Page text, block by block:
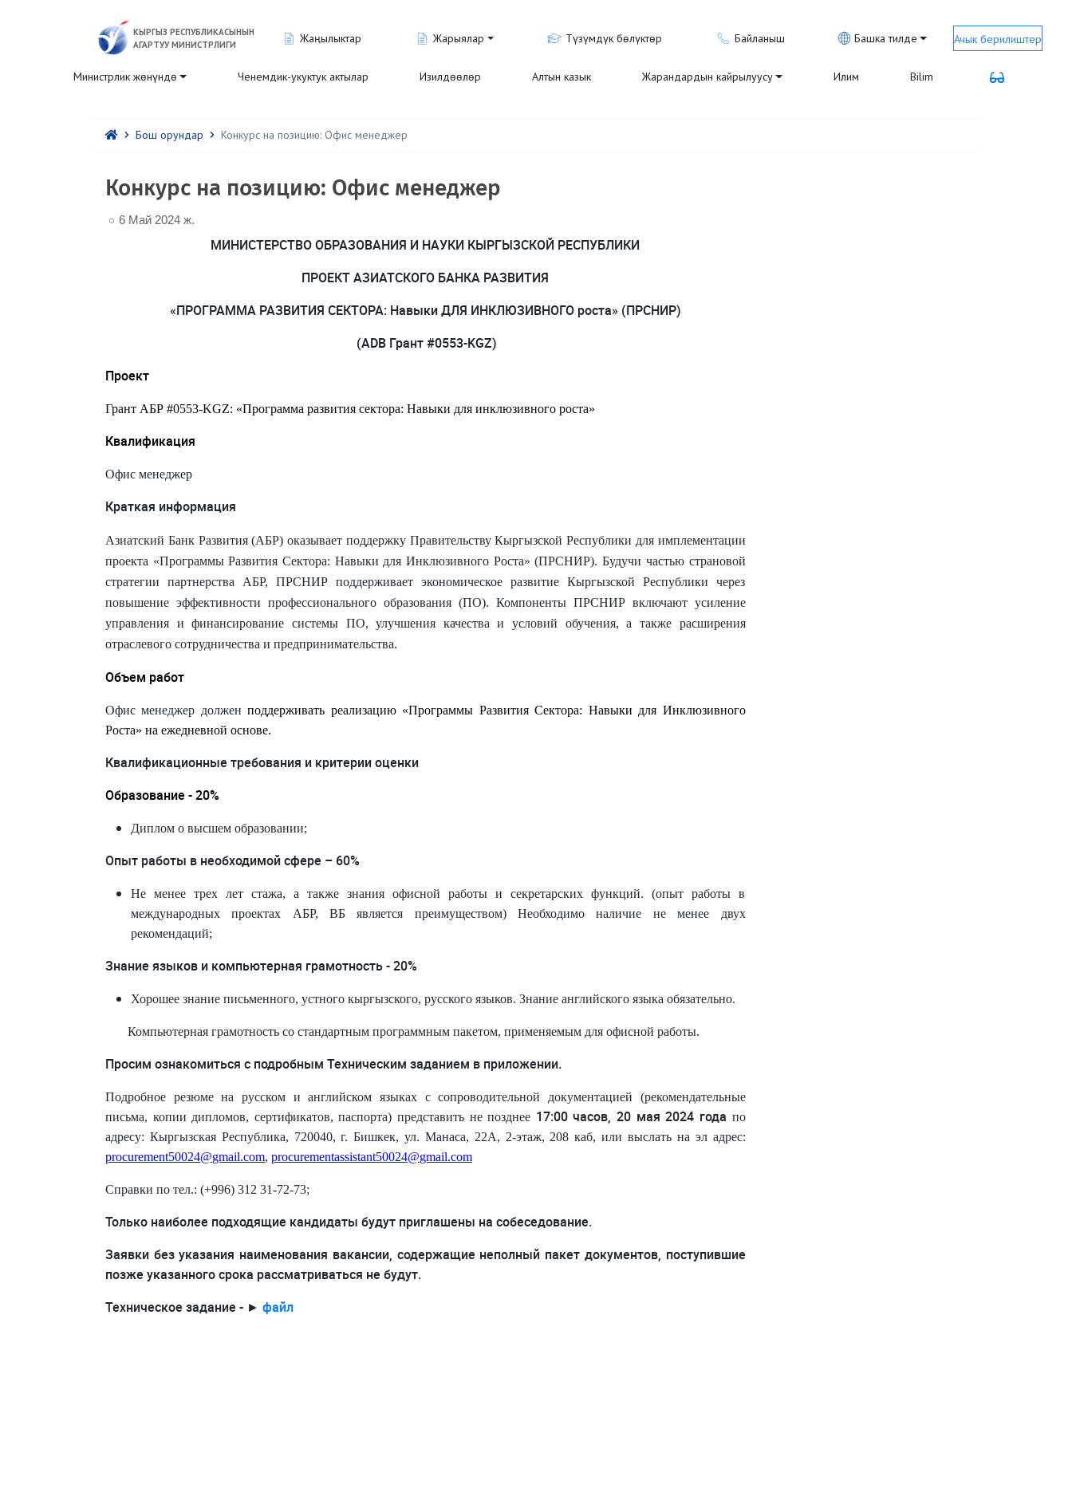
КЫРГЫЗ РЕСПУБЛИКАСЫНЫН
АГАРТУУ МИНИСТРЛИГИ
Жаңылыктар Жарыялар Түзүмдүк бөлүктөр Байланыш Башка тилде Ачык берилиштер
Министрлик жөнүндө Ченемдик-укуктук актылар Изилдөөлөр Алтын казык Жарандардын кайрылуусу Илим Bilim
Бош орундар Конкурс на позицию: Офис менеджер
Конкурс на позицию: Офис менеджер
6 Май 2024 ж.
МИНИСТЕРСТВО ОБРАЗОВАНИЯ И НАУКИ КЫРГЫЗСКОЙ РЕСПУБЛИКИ
ПРОЕКТ АЗИАТСКОГО БАНКА РАЗВИТИЯ
«ПРОГРАММА РАЗВИТИЯ СЕКТОРА: Навыки ДЛЯ ИНКЛЮЗИВНОГО роста» (ПРСНИР)
(ADB Грант #0553-KGZ)
Проект
Грант АБР #0553-KGZ: «Программа развития сектора: Навыки для инклюзивного роста»
Квалификация
Офис менеджер
Краткая информация
Азиатский Банк Развития (АБР) оказывает поддержку Правительству Кыргызской Республики для имплементации
проекта «Программы Развития Сектора: Навыки для Инклюзивного Роста» (ПРСНИР). Будучи частью страновой
стратегии партнерства АБР, ПРСНИР поддерживает экономическое развитие Кыргызской Республики через
повышение эффективности профессионального образования (ПО). Компоненты ПРСНИР включают усиление
управления и финансирование системы ПО, улучшения качества и условий обучения, а также расширения
отраслевого сотрудничества и предпринимательства.
Объем работ
Офис менеджер должен поддерживать реализацию «Программы Развития Сектора: Навыки для Инклюзивного
Роста» на ежедневной основе.
Квалификационные требования и критерии оценки
Образование - 20%
Диплом о высшем образовании;
Опыт работы в необходимой сфере – 60%
Не менее трех лет стажа, а также знания офисной работы и секретарских функций. (опыт работы в
международных проектах АБР, ВБ является преимуществом) Необходимо наличие не менее двух
рекомендаций;
Знание языков и компьютерная грамотность - 20%
Хорошее знание письменного, устного кыргызского, русского языков. Знание английского языка обязательно.
Компьютерная грамотность со стандартным программным пакетом, применяемым для офисной работы.
Просим ознакомиться с подробным Техническим заданием в приложении.
Подробное резюме на русском и английском языках с сопроводительной документацией (рекомендательные
письма, копии дипломов, сертификатов, паспорта) представить не позднее 17:00 часов, 20 мая 2024 года по
адресу: Кыргызская Республика, 720040, г. Бишкек, ул. Манаса, 22A, 2-этаж, 208 каб, или выслать на эл адрес:
procurement50024@gmail.com, procurementassistant50024@gmail.com
Справки по тел.: (+996) 312 31-72-73;
Только наиболее подходящие кандидаты будут приглашены на собеседование.
Заявки без указания наименования вакансии, содержащие неполный пакет документов, поступившие
позже указанного срока рассматриваться не будут.
Техническое задание - ► файл